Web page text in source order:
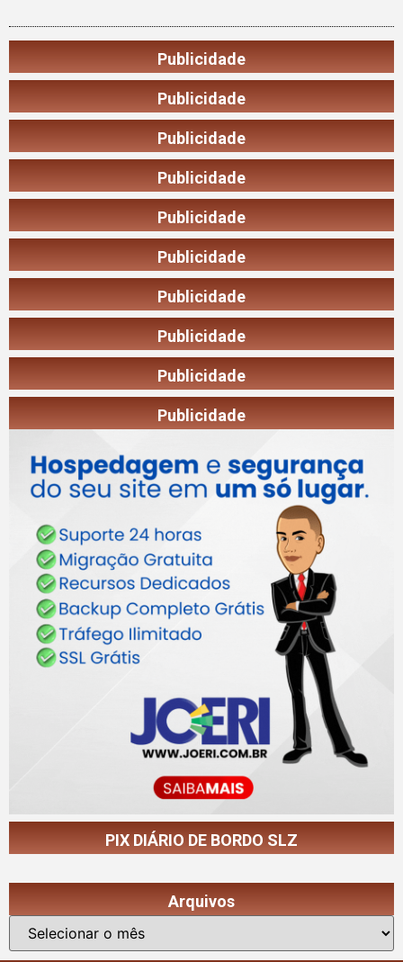
Publicidade
Publicidade
Publicidade
Publicidade
Publicidade
Publicidade
Publicidade
Publicidade
Publicidade
Publicidade
PIX DIÁRIO DE BORDO SLZ
Arquivos